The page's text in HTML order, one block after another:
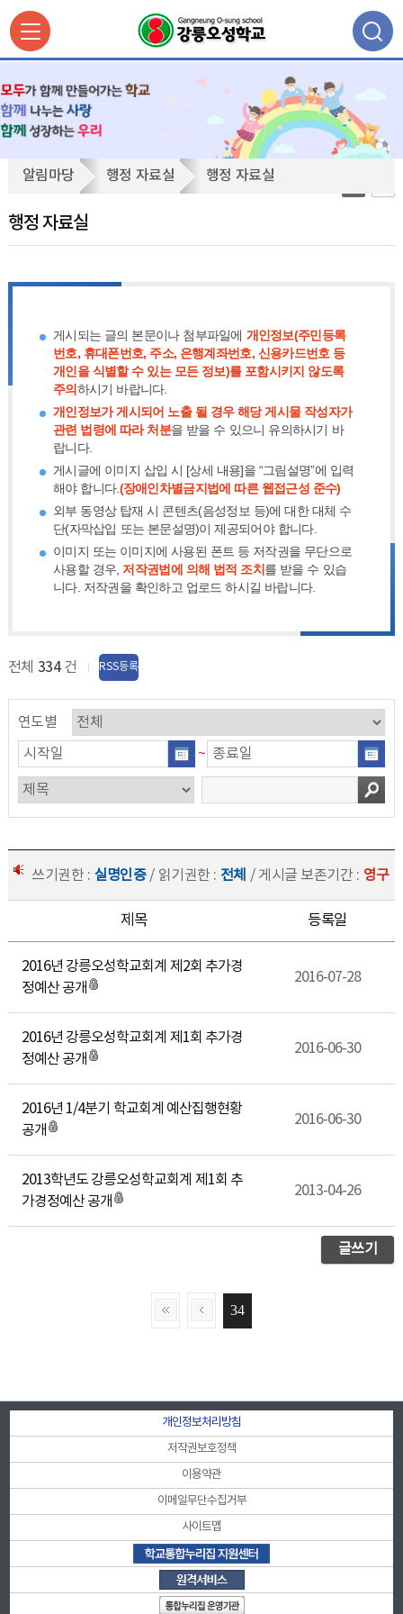
자
료
알림마당 행정 자료실 행정 자료실
행정 자료실
게시되는 글의 본문이나 첨부파일에 개인정보(주민등록
번호, 휴대폰번호, 주소, 은행계좌번호, 신용카드번호 등
개인을 식별할 수 있는 모든 정보)를 포함시키지 않도록
주의하시기 바랍니다.
개인정보가 게시되어 노출 될 경우 해당 게시물 작성자가
관련 법령에 따라 처분을 받을 수 있으니 유의하시기 바
랍니다.
게시글에 이미지 삽입 시 [상세 내용]을 “그림설명”에 입력
해야 합니다.(장애인차별금지법에 따른 웹접근성 준수)
외부 동영상 탑재 시 콘텐츠(음성정보 등)에 대한 대체 수
단(자막삽입 또는 본문설명)이 제공되어야 합니다.
이미지 또는 이미지에 사용된 폰트 등 저작권을 무단으로
사용할 경우, 저작권법에 의해 법적 조치 를 받을 수 있습
니다. 저작권을 확인하고 업로드 하시길 바랍니다.
전체 334 건 RSS등록
연도별
~
쓰기권한 : 실명인증/ 읽기권한 : 전체 / 게시글 보존기간 : 영구
제목 등록일
2016년 강릉오성학교회계 제2회 추가경
정예산 공개
2016-07-28
2016년 강릉오성학교회계 제1회 추가경
정예산 공개
2016-06-30
2016년 1/4분기 학교회계 예산집행현황
공개
2016-06-30
2013학년도 강릉오성학교회계 제1회 추
가경정예산 공개
2013-04-26
글쓰기
34
개인정보처리방침
저작권보호정책
이용약관
이메일무단수집거부
사이트맵